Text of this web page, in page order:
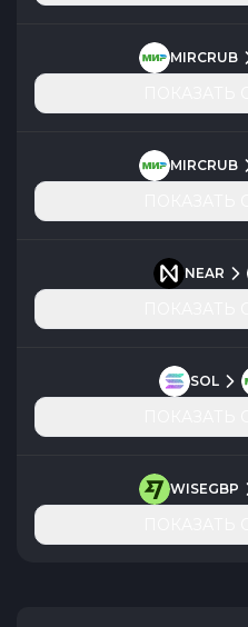
MIRCRUB
MIRCRUB
NEAR
SOL
WISEGBP